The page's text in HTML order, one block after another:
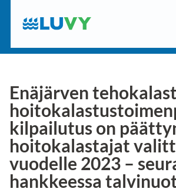
Enäjärven
kilpailutus on
hoitokalastajat
vuodelle 2023 –
hankkeessa